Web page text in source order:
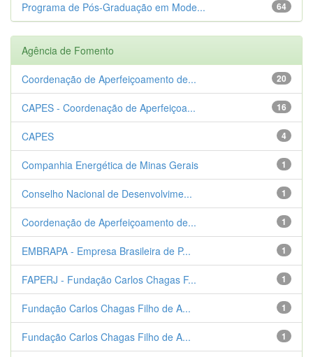
64
Programa de Pós-Graduação em Mode...
Agência de Fomento
20
Coordenação de Aperfeiçoamento de...
16
CAPES - Coordenação de Aperfeiçoa...
4
CAPES
1
Companhia Energética de Minas Gerais
1
Conselho Nacional de Desenvolvime...
1
Coordenação de Aperfeiçoamento de...
1
EMBRAPA - Empresa Brasileira de P...
1
FAPERJ - Fundação Carlos Chagas F...
1
Fundação Carlos Chagas Filho de A...
1
Fundação Carlos Chagas Filho de A...